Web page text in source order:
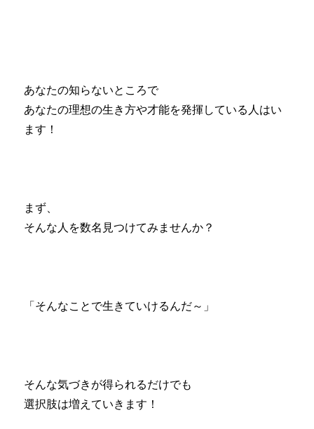
あなたの知らないところで
あなたの理想の生き方や才能を発揮している人はい
ます！
まず、
そんな人を数名見つけてみませんか？
「そんなことで生きていけるんだ～」
そんな気づきが得られるだけでも
選択肢は増えていきます！